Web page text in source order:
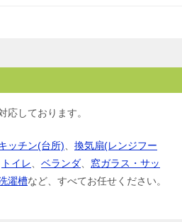
応しております。
ッチン(台所)、 換気扇(レンジフー
トイレ、 ベランダ、 窓ガラス・サッ
濯槽など、すべてお任せください。